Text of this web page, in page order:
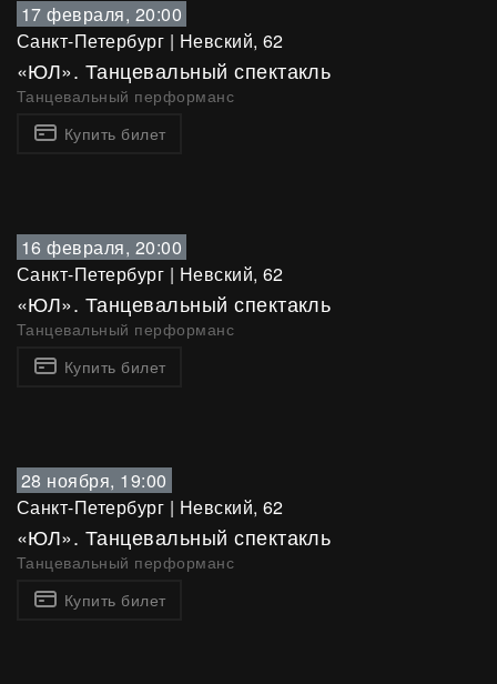
17 февраля, 20:00
Санкт-Петербург | Невский, 62
«ЮЛ». Танцевальный спектакль
Танцевальный перформанс
Купить билет
16 февраля, 20:00
Санкт-Петербург | Невский, 62
«ЮЛ». Танцевальный спектакль
Танцевальный перформанс
Купить билет
28 ноября, 19:00
Санкт-Петербург | Невский, 62
«ЮЛ». Танцевальный спектакль
Танцевальный перформанс
Купить билет